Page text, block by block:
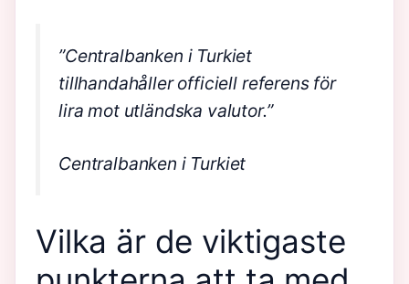
”Centralbanken i Turkiet
tillhandahåller officiell referens för
lira mot utländska valutor.”
Centralbanken i Turkiet
Vilka är de viktigaste